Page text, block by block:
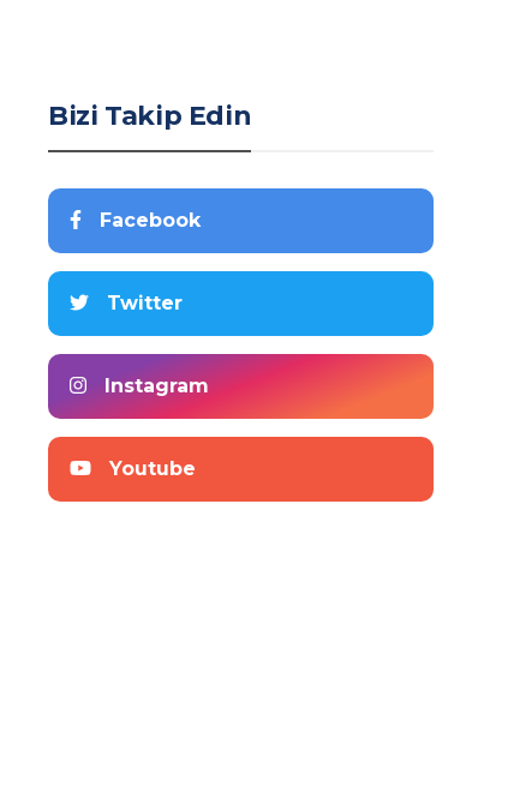
Bizi Takip Edin
Facebook
Twitter
Instagram
Youtube